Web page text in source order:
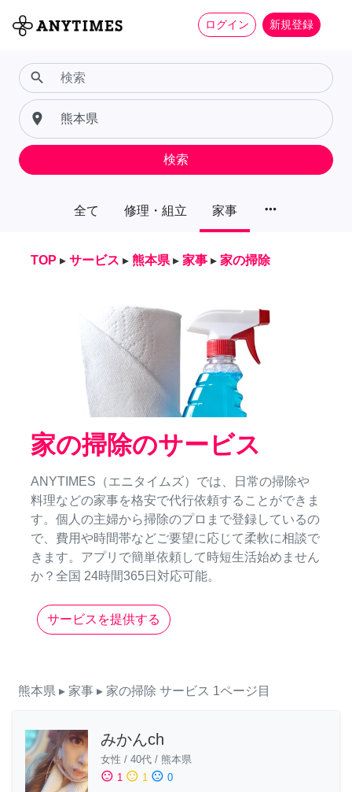
ログイン 新規登録
全て 修理・組立 家事 more_horiz
search
place
検索
TOP ▸ サービス ▸ 熊本県 ▸ 家事 ▸ 家の掃除
家の掃除のサービス
ANYTIMES（エニタイムズ）では、日常の掃除や
料理などの家事を格安で代行依頼することができま
す。個人の主婦から掃除のプロまで登録しているの
で、費用や時間帯などご要望に応じて柔軟に相談で
きます。アプリで簡単依頼して時短生活始めません
か？全国 24時間365日対応可能。
サービスを提供する
熊本県 ▸ 家事 ▸ 家の掃除 サービス 1ページ目
みかんch
女性 / 40代 / 熊本県
sentiment_satisfied 1 sentiment_neutral 1 sentiment_dissatisfied 0